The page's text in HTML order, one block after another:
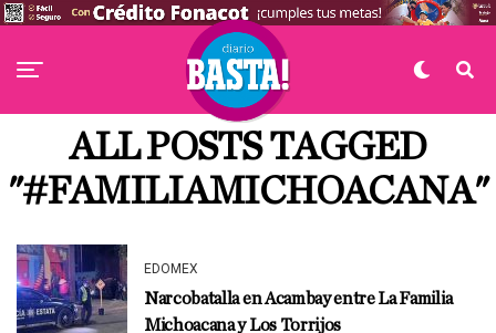
ALL POSTS TAGGED
"#FAMILIAMICHOACANA"
EDOMEX
Narcobatalla en Acambay entre La Familia
Michoacana y Los Torrijos